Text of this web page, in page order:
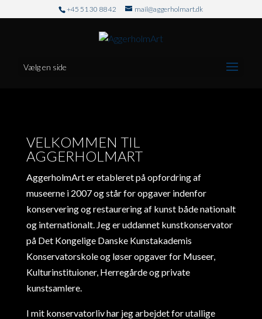
+45 51 30 88 42 mail@aggerholmart.dk
Vælg en side
VELKOMMEN TIL
AGGERHOLMART
AggerholmArt er etableret på opfordring af
museerne i 2007 og står for opgaver indenfor
konservering og restaurering af kunst både nationalt
og internationalt. Jeg er uddannet kunstkonservator
på Det Kongelige Danske Kunstakademis
Konservatorskole og løser opgaver for Museer,
Kulturinstituioner, Herregårde og private
kunstsamlere.
I mit konservatorliv har jeg arbejdet for utallige